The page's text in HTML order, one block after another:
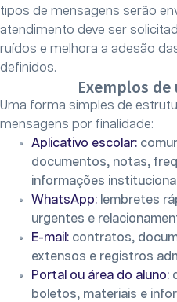
tipos de mensagens serão
atendimento deve ser
ruídos e melhora a adesão
definidos.
Exemplos
Uma forma simples de
mensagens por finalidade:
Aplicativo escolar:
documentos, notas,
informações
WhatsApp: lembretes
urgentes e
E-mail: contratos,
extensos e registros
Portal ou área do aluno:
boletos, materiais e